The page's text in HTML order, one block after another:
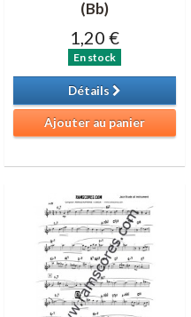
(Bb)
1,20 €
En stock
Détails
Ajouter au panier